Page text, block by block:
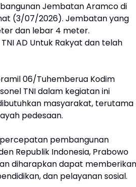
Jembatan Aramco di
(3/07/2026). Jembatan yang
dan lebar 4 meter.
AD Untuk Rakyat dan telah
06/Tuhemberua Kodim
TNI dalam kegiatan ini
masyarakat, terutama
pedesaan.
pembangunan
Republik Indonesia, Prabowo
diharapkan dapat memberikan
dan pelayanan sosial.